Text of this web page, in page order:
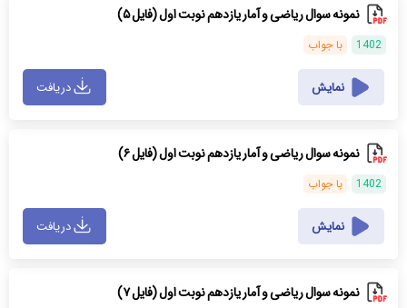
نمونه سوال ریاضی و آمار یازدهم نوبت اول (فایل ۵)
1402 با جواب
نمایش دریافت
نمونه سوال ریاضی و آمار یازدهم نوبت اول (فایل ۶)
1402 با جواب
نمایش دریافت
نمونه سوال ریاضی و آمار یازدهم نوبت اول (فایل ۷)